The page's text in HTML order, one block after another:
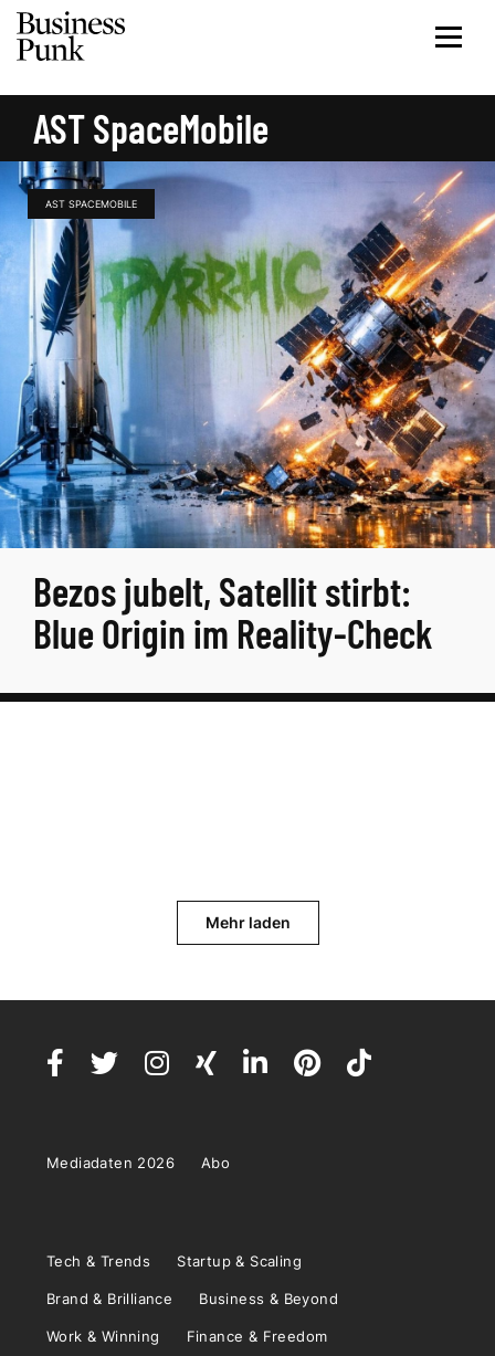
AST SpaceMobile
AST SPACEMOBILE
Bezos jubelt, Satellit stirbt:
Blue Origin im Reality-Check
Mehr laden
Mediadaten 2026 Abo
Tech & Trends Startup & Scaling
Brand & Brilliance Business & Beyond
Work & Winning Finance & Freedom